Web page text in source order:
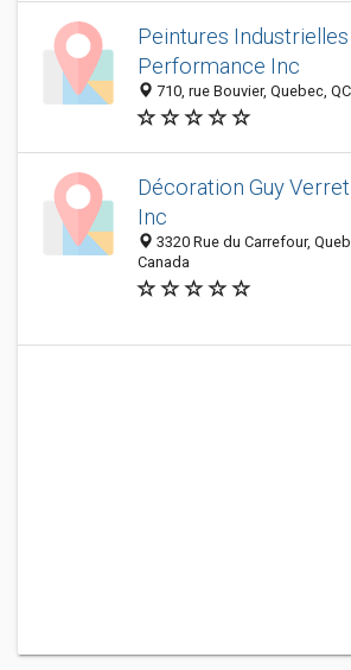
Peintures
Performance Inc
710, rue Bouvier, Quebec,
Décoration Guy
Inc
3320 Rue du Carrefour,
Canada